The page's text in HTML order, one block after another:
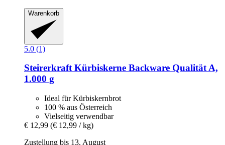
Warenkorb
5.0 (1)
SteirerkraftKürbiskerne Backware Qualität A,
1.000 g
Ideal für Kürbiskernbrot
100 % aus Österreich
Vielseitig verwendbar
€ 12,99 (€ 12,99 / kg)
Zustellung bis 13. August